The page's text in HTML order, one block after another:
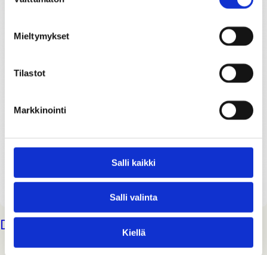
Mieltymykset
Tilastot
Markkinointi
Salli kaikki
Salli valinta
Kiellä
DMM D-karbiinihaka